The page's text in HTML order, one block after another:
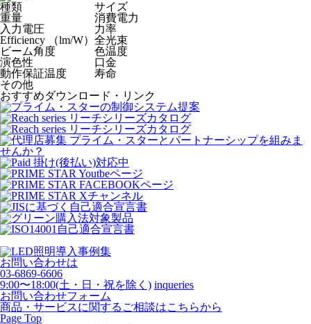
種類
サイズ
重量
消費電力
入力電圧
力率
Efficiency （lm/W） 全光束
ビーム角度
色温度
演色性
口金
動作保証温度
寿命
その他
おすすめダウンロード・リンク
お問い合わせは
03-6869-6606
9:00〜18:00(土・日・祝を除く) inqueries
お問い合わせフォーム
商品・サービスに関するご相談はこちらから
Page Top